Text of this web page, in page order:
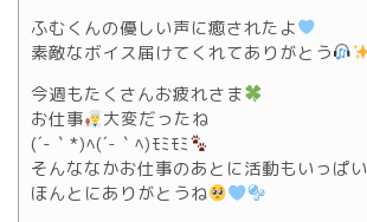
ふむくんの優しい声に癒されたよ
素敵なボイス届けてくれてありがとう
今週もたくさんお疲れさま
お仕事
大変だったね
(´-｀*)ﾍ(´-｀ﾍ)ﾓﾐﾓﾐ
そんななかお仕事のあとに活動もいっぱい
ほんとにありがとうね